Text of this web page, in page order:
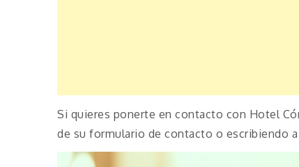
Si quieres ponerte en contacto con Hotel
de su formulario de contacto o escribiendo a